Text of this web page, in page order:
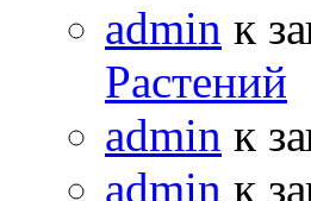
admin к
Растений
admin к
admin к